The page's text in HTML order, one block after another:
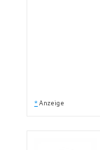
* Anzeige